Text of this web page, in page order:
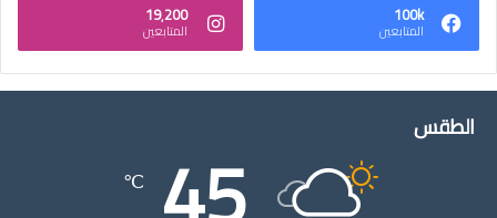
100k
المتابعين
19٬200
المتابعين
الطقس
℃